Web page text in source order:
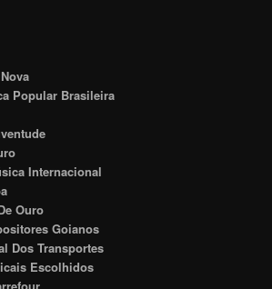
Popular Brasileira
Internacional
Ouro
Goianos
Dos Transportes
Escolhidos